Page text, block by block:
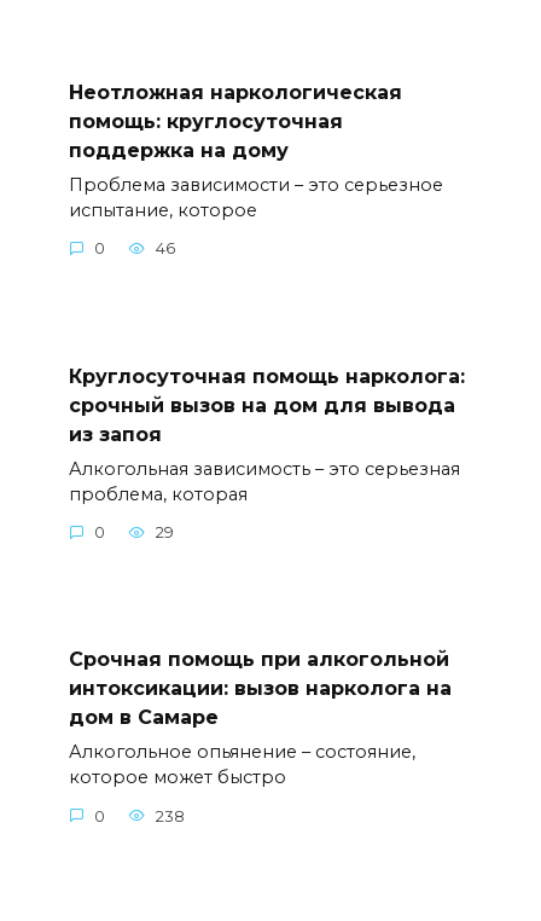
Неотложная наркологическая
помощь: круглосуточная
поддержка на дому
Проблема зависимости – это серьезное
испытание, которое
0 46
Круглосуточная помощь нарколога:
срочный вызов на дом для вывода
из запоя
Алкогольная зависимость – это серьезная
проблема, которая
0 29
Срочная помощь при алкогольной
интоксикации: вызов нарколога на
дом в Самаре
Алкогольное опьянение – состояние,
которое может быстро
0 238